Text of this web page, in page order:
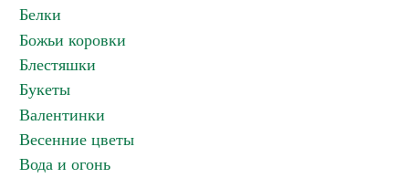
Белки
Божьи коровки
Блестяшки
Букеты
Валентинки
Весенние цветы
Вода и огонь